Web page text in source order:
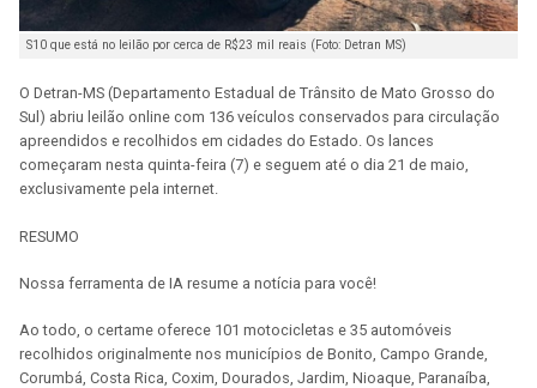
S10 que está no leilão por cerca de R$23 mil reais (Foto: Detran MS)
O Detran-MS (Departamento Estadual de Trânsito de Mato Grosso do
Sul) abriu leilão online com 136 veículos conservados para circulação
apreendidos e recolhidos em cidades do Estado. Os lances
começaram nesta quinta-feira (7) e seguem até o dia 21 de maio,
exclusivamente pela internet.
RESUMO
Nossa ferramenta de IA resume a notícia para você!
Ao todo, o certame oferece 101 motocicletas e 35 automóveis
recolhidos originalmente nos municípios de Bonito, Campo Grande,
Corumbá, Costa Rica, Coxim, Dourados, Jardim, Nioaque, Paranaíba,